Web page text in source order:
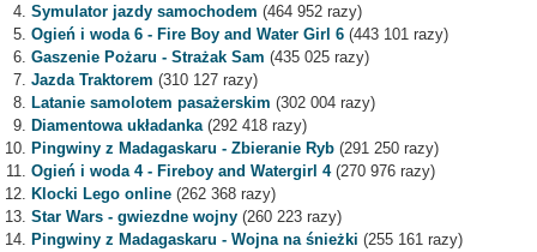
Symulator jazdy samochodem (464 952 razy)
Ogień i woda 6 - Fire Boy and Water Girl 6 (443 101 razy)
Gaszenie Pożaru - Strażak Sam (435 025 razy)
Jazda Traktorem (310 127 razy)
Latanie samolotem pasażerskim (302 004 razy)
Diamentowa układanka(292 418 razy)
Pingwiny z Madagaskaru - Zbieranie Ryb (291 250 razy)
Ogień i woda 4 - Fireboy and Watergirl 4(270 976 razy)
Klocki Lego online (262 368 razy)
Star Wars - gwiezdne wojny (260 223 razy)
Pingwiny z Madagaskaru - Wojna na śnieżki (255 161 razy)